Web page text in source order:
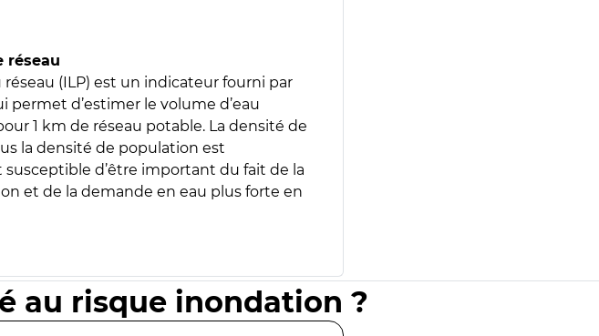
réseau
réseau (ILP) est un indicateur fourni par
permet d’estimer le volume d’eau
1 km de réseau potable. La densité de
la densité de population est
d’être important du fait de la
et de la demande en eau plus forte en
au risque inondation ?